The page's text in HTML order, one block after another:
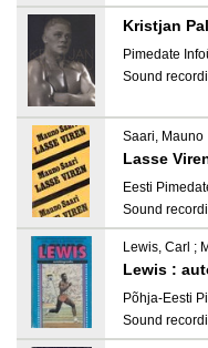
Kristjan
Pimedate
Sound
Saari, Mauno
Lasse
Eesti
Sound
Lewis, Carl ;
Lewis :
Põhja-Eesti
Sound